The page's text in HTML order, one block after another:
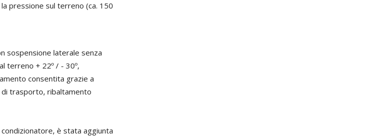
pressione sul terreno (ca. 150
sospensione laterale senza
terreno + 22º / - 30º,
consentita grazie a
di trasporto, ribaltamento
è stata aggiunta